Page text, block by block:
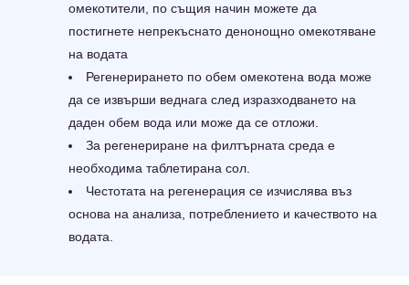
омекотители, по същия начин можете да
постигнете непрекъснато денонощно омекотяване
на водата
Регенерирането по обем омекотена вода може
да се извърши веднага след изразходването на
даден обем вода или може да се отложи.
За регенериране на филтърната среда е
необходима таблетирана сол.
Честотата на регенерация се изчислява въз
основа на анализа, потреблението и качеството на
водата.